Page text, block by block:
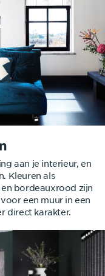
aan je interieur, en
Kleuren als
bordeauxrood zijn
een muur in een
direct karakter.